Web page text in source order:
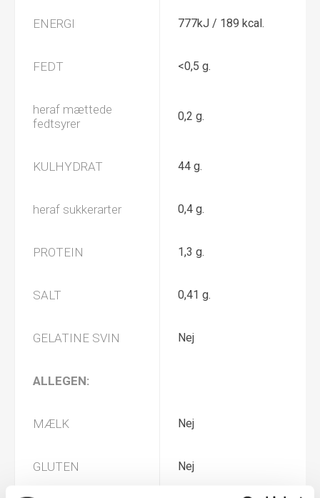
ENERGI 777kJ / 189 kcal.
FEDT <0,5 g.
heraf mættede
fedtsyrer
0,2 g.
KULHYDRAT 44 g.
heraf sukkerarter 0,4 g.
PROTEIN 1,3 g.
SALT 0,41 g.
GELATINE SVIN Nej
ALLEGEN:
MÆLK Nej
GLUTEN Nej